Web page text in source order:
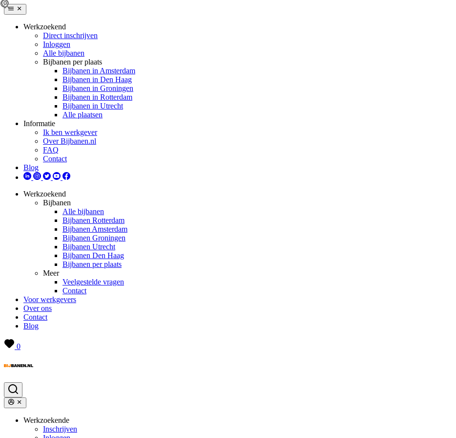
Werkzoekend
Direct inschrijven
Inloggen
Alle bijbanen
Bijbanen per plaats
Bijbanen in Amsterdam
Bijbanen in Den Haag
Bijbanen in Groningen
Bijbanen in Rotterdam
Bijbanen in Utrecht
Alle plaatsen
Informatie
Ik ben werkgever
Over Bijbanen.nl
FAQ
Contact
Blog
Werkzoekend
Bijbanen
Alle bijbanen
Bijbanen Rotterdam
Bijbanen Amsterdam
Bijbanen Groningen
Bijbanen Utrecht
Bijbanen Den Haag
Bijbanen per plaats
Meer
Veelgestelde vragen
Contact
Voor werkgevers
Over ons
Contact
Blog
0
Werkzoekende
Inschrijven